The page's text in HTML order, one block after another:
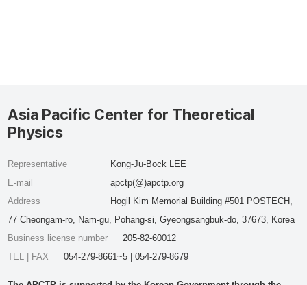
Asia Pacific Center for Theoretical
Physics
Representative
Kong-Ju-Bock LEE
E-mail
apctp(@)apctp.org
Address
Hogil Kim Memorial Building #501 POSTECH,
77 Cheongam-ro, Nam-gu, Pohang-si, Gyeongsangbuk-do, 37673, Korea
Business license number
205-82-60012
TEL | FAX
054-279-8661~5 | 054-279-8679